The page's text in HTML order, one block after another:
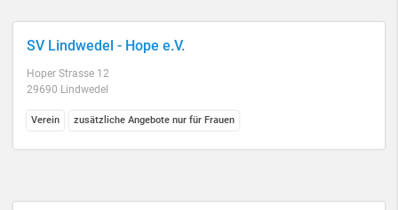
SV Lindwedel - Hope e.V.
Hoper Strasse 12
29690 Lindwedel
Verein zusätzliche Angebote nur für Frauen